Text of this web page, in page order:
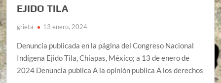
EJIDO TILA
grieta 13 enero, 2024
Denuncia publicada en la página del Congreso Nacional
Indígena Ejido Tila, Chiapas, México; a 13 de enero de
2024 Denuncia publica A la opinión publica A los derechos